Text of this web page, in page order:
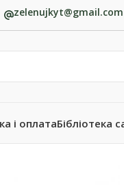
zelenujkyt@gmail.com
і оплатаБібліотека